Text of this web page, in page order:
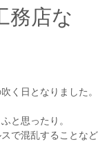
務店な
く日となりました。
と思ったり。
で混乱することなど